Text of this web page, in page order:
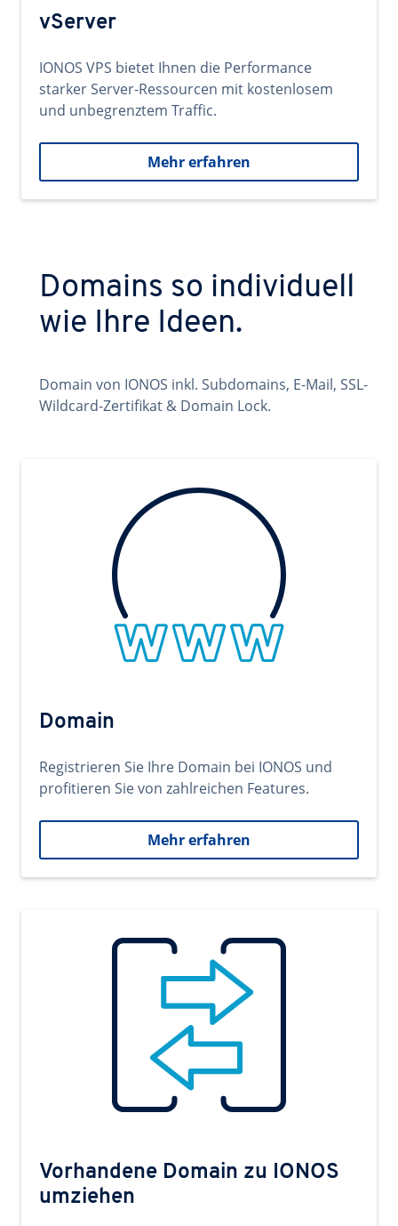
vServer
IONOS VPS bietet Ihnen die Performance
starker Server-Ressourcen mit kostenlosem
und unbegrenztem Traffic.
Mehr erfahren
Domains so individuell
wie Ihre Ideen.
Domain von IONOS inkl. Subdomains, E-Mail, SSL-
Wildcard-Zertifikat & Domain Lock.
Domain
Registrieren Sie Ihre Domain bei IONOS und
profitieren Sie von zahlreichen Features.
Mehr erfahren
Vorhandene Domain zu IONOS
umziehen